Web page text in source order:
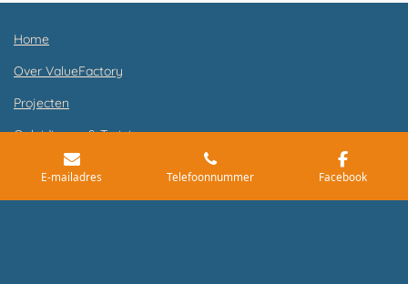
Home
Over ValueFactory
Projecten
Opleidingen & Trainingen
E-mailadres Telefoonnummer Facebook